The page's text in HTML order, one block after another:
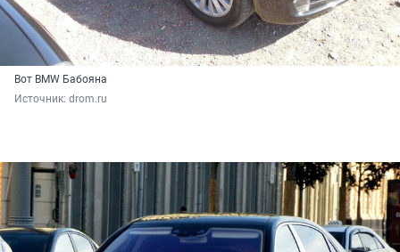
Вот BMW Бабояна
Источник: drom.ru